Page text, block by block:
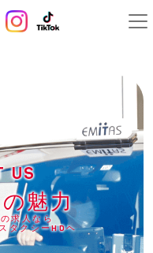
US
魅力
求人なら
タクシーHDヘ